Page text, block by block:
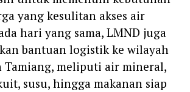
yang kesulitan akses air
hari yang sama, LMND juga
bantuan logistik ke wilayah
Tamiang, meliputi air mineral,
susu, hingga makanan siap